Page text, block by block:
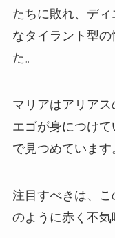
たちに敗れ、デ
なタイラント型
た。
マリアはアリア
エゴが身につけ
で見つめています
注目すべきは、
のように赤く不気